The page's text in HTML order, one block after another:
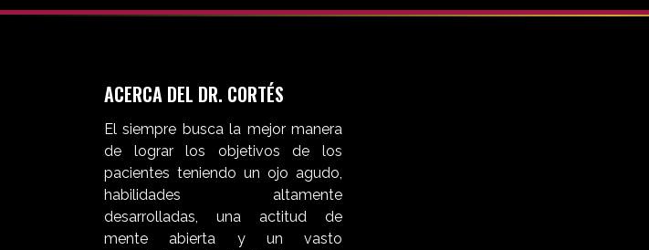
ACERCA DEL DR. CORTÉS
El siempre busca la mejor manera
de lograr los objetivos de los
pacientes teniendo un ojo agudo,
habilidades altamente
desarrolladas, una actitud de
mente abierta y un vasto